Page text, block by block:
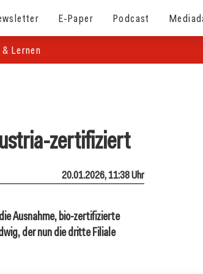
E-Paper Podcast
Lernen
zertifiziert
20.01.2026, 11:38 Uhr
Ausnahme, bio-zertifizierte
der nun die dritte Filiale